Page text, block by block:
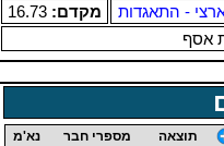
- התאגדות מקדם: 16.73
אסף
תוצאה מספרי חבר נא'מ